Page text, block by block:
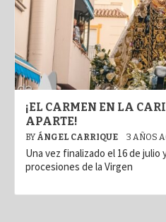
¡EL CARMEN EN LA
APARTE!
BY ÁNGEL CARRIQUE 3 AÑOS
Una vez finalizado el 16 de julio
procesiones de la Virgen